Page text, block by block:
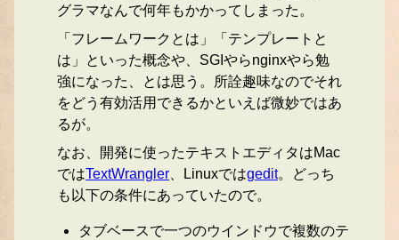
グラマなんで何年もかかってしまった。
「フレームワークとは」「テンプレートと
は」といった概念や、SGIやらnginxやら勉
強になった、とは思う。所詮趣味なのでそれ
をどう有効活用できるかといえば微妙ではあ
るが。
なお、開発に使ったテキストエディタはMac
ではTextWrangler 、Linuxではgedit。どっち
も以下の条件にあっていたので。
タブベースで一つのウインドウで複数のテ